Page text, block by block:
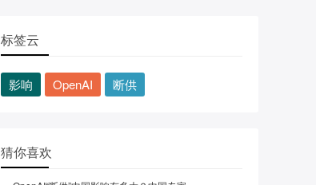
标签云
影响 OpenAI 断供
猜你喜欢